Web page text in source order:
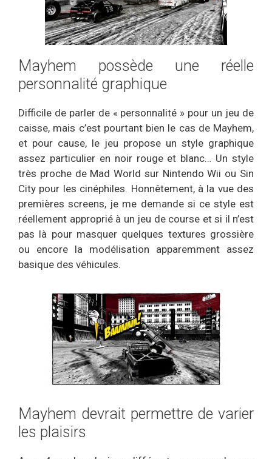
Mayhem possède une réelle
personnalité graphique
Difficile de parler de « personnalité » pour un jeu de
caisse, mais c’est pourtant bien le cas de Mayhem,
et pour cause, le jeu propose un style graphique
assez particulier en noir rouge et blanc… Un style
très proche de Mad World sur Nintendo Wii ou Sin
City pour les cinéphiles. Honnêtement, à la vue des
premières screens, je me demande si ce style est
réellement approprié à un jeu de course et si il n’est
pas là pour masquer quelques textures grossière
ou encore la modélisation apparemment assez
basique des véhicules.
Mayhem devrait permettre de varier
les plaisirs